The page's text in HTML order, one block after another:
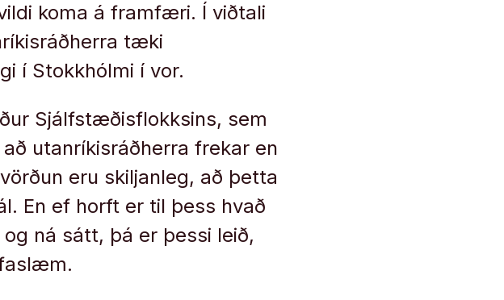
koma á framfæri. Í viðtali
tæki
í Stokkhólmi í vor.
Sjálfstæðisflokksins, sem
utanríkisráðherra frekar en
eru skiljanleg, að þetta
En ef horft er til þess hvað
ná sátt, þá er þessi leið,